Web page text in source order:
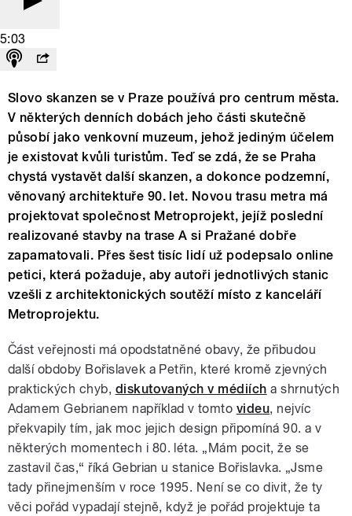
5:03
Slovo skanzen se v Praze používá pro centrum města.
V některých denních dobách jeho části skutečně
působí jako venkovní muzeum, jehož jediným účelem
je existovat kvůli turistům. Teď se zdá, že se Praha
chystá vystavět další skanzen, a dokonce podzemní,
věnovaný architektuře 90. let. Novou trasu metra má
projektovat společnost Metroprojekt, jejíž poslední
realizované stavby na trase A si Pražané dobře
zapamatovali. Přes šest tisíc lidí už podepsalo online
petici, která požaduje, aby autoři jednotlivých stanic
vzešli z architektonických soutěží místo z kanceláří
Metroprojektu.
Část veřejnosti má opodstatněné obavy, že přibudou
další obdoby Bořislavek a Petřin, které kromě zjevných
praktických chyb, diskutovaných v médiích a shrnutých
Adamem Gebrianem například v tomto videu, nejvíc
překvapily tím, jak moc jejich design připomíná 90. a v
některých momentech i 80. léta. „Mám pocit, že se
zastavil čas,“ říká Gebrian u stanice Bořislavka. „Jsme
tady přinejmenším v roce 1995. Není se co divit, že ty
věci pořád vypadají stejně, když je pořád projektuje ta